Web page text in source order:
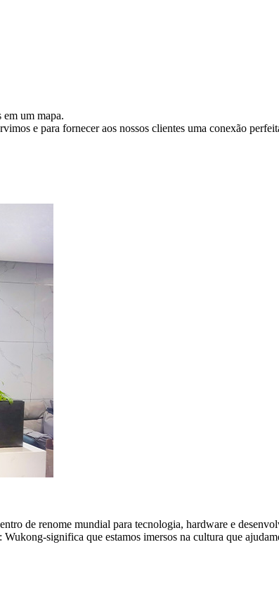
em um mapa.
e para fornecer aos nossos clientes uma conexão
de renome mundial para tecnologia, hardware e
significa que estamos imersos na cultura que